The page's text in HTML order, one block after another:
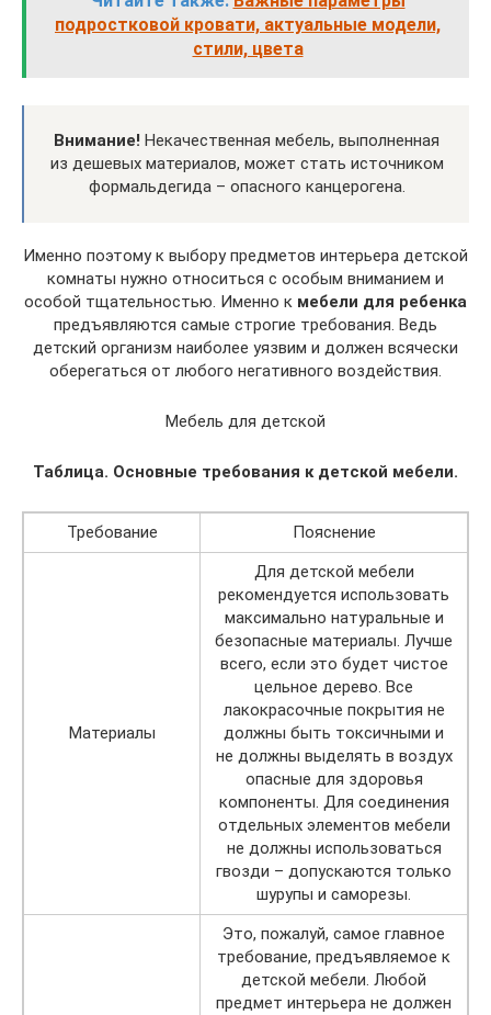
подростковой кровати, актуальные модели,
стили, цвета
Внимание! Некачественная мебель, выполненная
из дешевых материалов, может стать источником
формальдегида – опасного канцерогена.
Именно поэтому к выбору предметов интерьера детской
комнаты нужно относиться с особым вниманием и
особой тщательностью. Именно к мебели для ребенка
предъявляются самые строгие требования. Ведь
детский организм наиболее уязвим и должен всячески
оберегаться от любого негативного воздействия.
Мебель для детской
Таблица. Основные требования к детской мебели.
Требование Пояснение
Материалы
Для детской мебели
рекомендуется использовать
максимально натуральные и
безопасные материалы. Лучше
всего, если это будет чистое
цельное дерево. Все
лакокрасочные покрытия не
должны быть токсичными и
не должны выделять в воздух
опасные для здоровья
компоненты. Для соединения
отдельных элементов мебели
не должны использоваться
гвозди – допускаются только
шурупы и саморезы.
Это, пожалуй, самое главное
требование, предъявляемое к
детской мебели. Любой
предмет интерьера не должен